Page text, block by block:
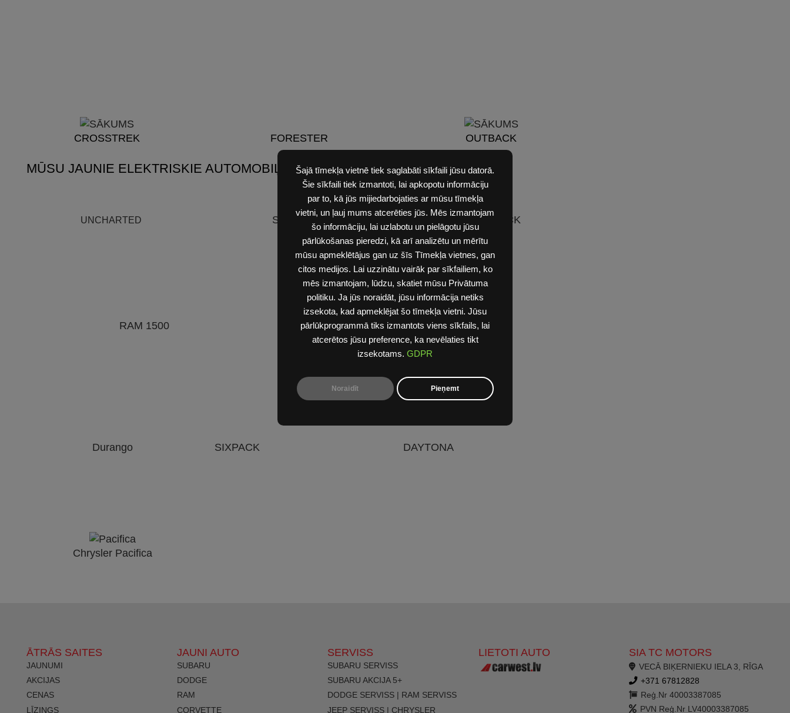
Šajā tīmekļa vietnē tiek saglabāti sīkfaili jūsu datorā.
Šie sīkfaili tiek izmantoti, lai apkopotu informāciju
par to, kā jūs mijiedarbojaties ar mūsu tīmekļa
vietni, un ļauj mums atcerēties jūs. Mēs izmantojam
šo informāciju, lai uzlabotu un pielāgotu jūsu
pārlūkošanas pieredzi, kā arī analizētu un mērītu
mūsu apmeklētājus gan uz šīs Tīmekļa vietnes, gan
citos medijos. Lai uzzinātu vairāk par sīkfailiem, ko
mēs izmantojam, lūdzu, skatiet mūsu Privātuma
politiku. Ja jūs noraidāt, jūsu informācija netiks
izsekota, kad apmeklējat šo tīmekļa vietni. Jūsu
pārlūkprogrammā tiks izmantots viens sīkfails, lai
atcerētos jūsu preference, ka nevēlaties tikt
izsekotams. GDPR
Noraidīt Pieņemt
CROSSTREK FORESTER OUTBACK
MŪSU JAUNIE ELEKTRISKIE AUTOMOBIĻI
UNCHARTED SOLTERRA E-OUTBACK
RAM 1500 RAMPAGE
Durango SIXPACK DAYTONA
Chrysler Pacifica
ĀTRĀS SAITES
JAUNUMI
AKCIJAS
CENAS
LĪZINGS
JAUNI AUTO
SUBARU
DODGE
RAM
CORVETTE
SERVISS
SUBARU SERVISS
SUBARU AKCIJA 5+
DODGE SERVISS | RAM SERVISS
JEEP SERVISS | CHRYSLER
LIETOTI AUTO SIA TC MOTORS
VECĀ BIĶERNIEKU IELA 3, RĪGA
+371 67812828
Reģ.Nr 40003387085
PVN Reģ.Nr LV40003387085